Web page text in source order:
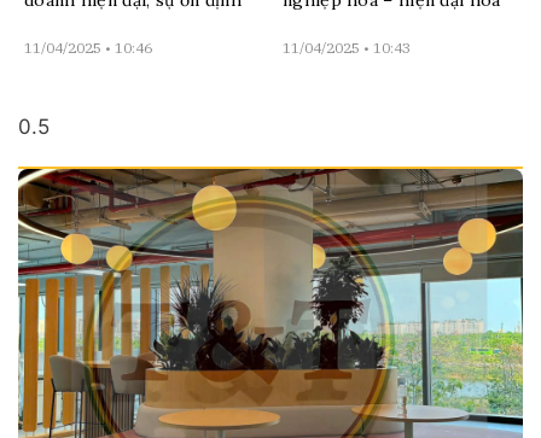
11/04/2025 10:46 11/04/2025 10:43